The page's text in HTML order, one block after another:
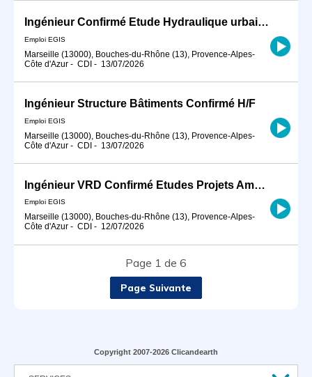
Ingénieur Confirmé Etude Hydraulique urbaine H/F
Emploi EGIS
Marseille (13000), Bouches-du-Rhône (13), Provence-Alpes-
Côte d'Azur - CDI - 13/07/2026
Ingénieur Structure Bâtiments Confirmé H/F
Emploi EGIS
Marseille (13000), Bouches-du-Rhône (13), Provence-Alpes-
Côte d'Azur - CDI - 13/07/2026
Ingénieur VRD Confirmé Etudes Projets Aménagement urbain - Infrastructure de transport urbain Tram BHNS
Emploi EGIS
Marseille (13000), Bouches-du-Rhône (13), Provence-Alpes-
Côte d'Azur - CDI - 12/07/2026
Page 1 de 6
Page Suivante
Copyright 2007-2026 Clicandearth